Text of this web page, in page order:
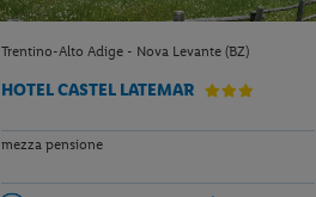
Trentino-Alto Adige - Nova Levante (BZ)
HOTEL CASTEL LATEMAR
mezza pensione